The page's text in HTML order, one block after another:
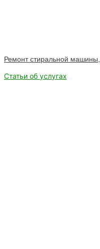
Ремонт стиральной
Статьи об услугах